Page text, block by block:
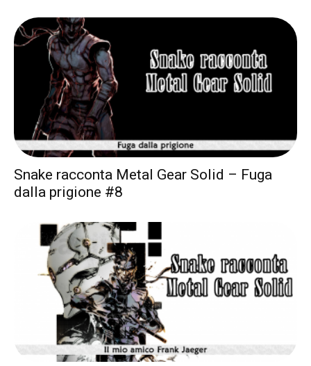
Snake racconta Metal Gear Solid – Fuga
dalla prigione #8